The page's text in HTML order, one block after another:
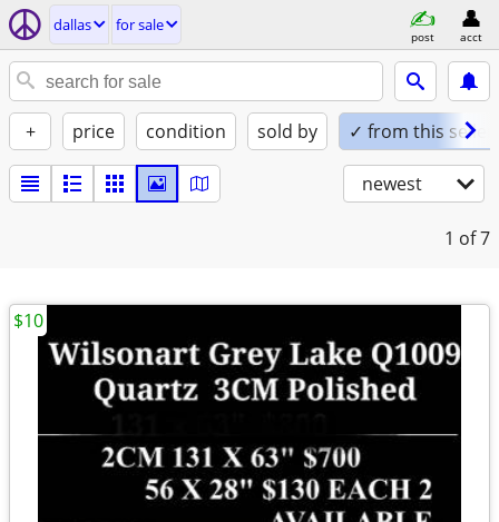
dallas for sale
post acct
+ price condition sold by ✓ from this seller
newest
1 of 7
$10